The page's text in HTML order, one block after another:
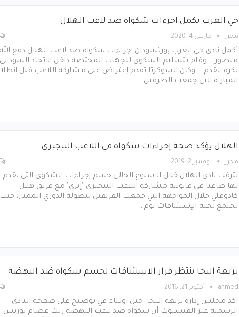
حي العرب يكمل اجرءات شكواه ضد لاعب الهلال
محرر مارس 4, 2020
أكمل نادي حي العرب بورتسودان اجراءات شكواه ضد لاعب الهلال دفع
منصور .. وقام بتسليم الشكوى للجهات المختصة داخل الاتحاد السوداني
لكرة القدم .. وكان السوكرتا تقدم إعتراض على مشاركة اللاعب قبل
المباراة التي جمعت الطرفين…
الهلال يؤكد صحة إجراءات شكواه في اللاعب النيجيري
محرر نوفمبر 2, 2019
يترقب نادي الهلال خلال الاسبوع الحالي حسم إجراءات الشكوى التي تقدم
بها طاعنا في قانونية مشاركة اللاعب النيجيري "إيزي" مع فريق هلال
كادوقلي خلال المواجهة التي جمعت الفريقين ببطولة الدوري الممتاز، حيث
تجتمع لجنة الإستئنافات يوم…
تريعة البجا ينتظر قرار الاستئنافات لحسم شكواه ضد النهضة
ahmed أكتوبر 21, 2016
اكد مجلس إدارة تريعة البجا جبل اولياء في توضيح على صفحة النادي
الرسمية عبر الفيسبوك أن شكواه ضد لاعب النهضة ربك عصام توريس